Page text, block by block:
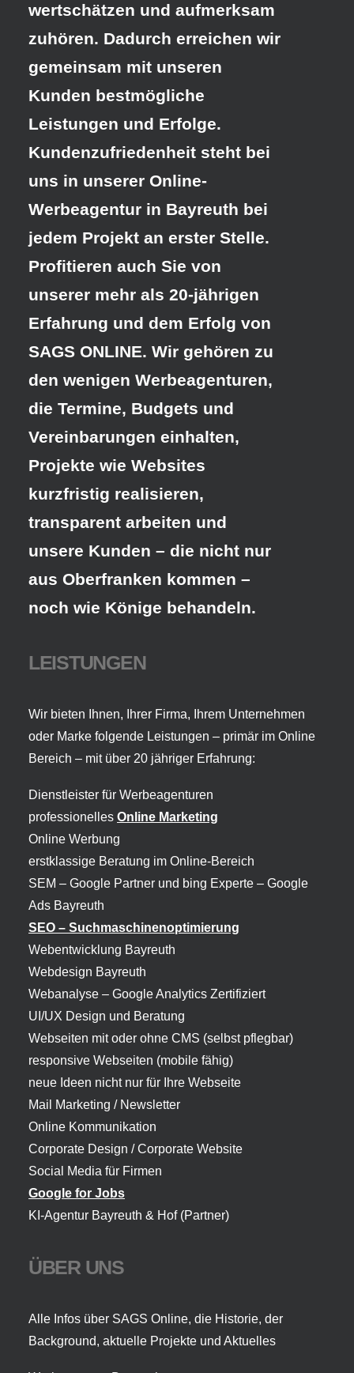
wertschätzen und aufmerksam
zuhören. Dadurch erreichen wir
gemeinsam mit unseren
Kunden bestmögliche
Leistungen und Erfolge.
Kundenzufriedenheit steht bei
uns in unserer Online-
Werbeagentur in Bayreuth bei
jedem Projekt an erster Stelle.
Profitieren auch Sie von
unserer mehr als 20-jährigen
Erfahrung und dem Erfolg von
SAGS ONLINE. Wir gehören zu
den wenigen Werbeagenturen,
die Termine, Budgets und
Vereinbarungen einhalten,
Projekte wie Websites
kurzfristig realisieren,
transparent arbeiten und
unsere Kunden – die nicht nur
aus Oberfranken kommen –
noch wie Könige behandeln.
LEISTUNGEN
Wir bieten Ihnen, Ihrer Firma, Ihrem Unternehmen
oder Marke folgende Leistungen – primär im Online
Bereich – mit über 20 jähriger Erfahrung:
Dienstleister für Werbeagenturen
professionelles Online Marketing
Online Werbung
erstklassige Beratung im Online-Bereich
SEM – Google Partner und bing Experte – Google
Ads Bayreuth
SEO – Suchmaschinenoptimierung
Webentwicklung Bayreuth
Webdesign Bayreuth
Webanalyse – Google Analytics Zertifiziert
UI/UX Design und Beratung
Webseiten mit oder ohne CMS (selbst pflegbar)
responsive Webseiten (mobile fähig)
neue Ideen nicht nur für Ihre Webseite
Mail Marketing / Newsletter
Online Kommunikation
Corporate Design / Corporate Website
Social Media für Firmen
Google for Jobs
KI-Agentur Bayreuth & Hof (Partner)
ÜBER UNS
Alle Infos über SAGS Online, die Historie, der
Background, aktuelle Projekte und Aktuelles